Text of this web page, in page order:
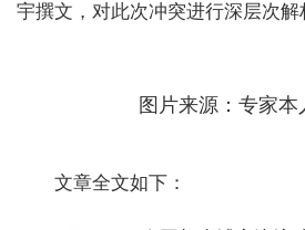
宇撰文，对此次冲突进行深层次解
图片来源：专家本
文章全文如下：